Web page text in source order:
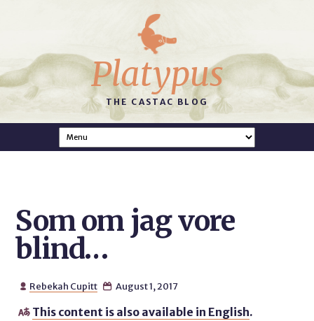
Platypus
THE CASTAC BLOG
Som om jag vore
blind…
 Rebekah Cupitt  August 1, 2017
 This content is also available in English.